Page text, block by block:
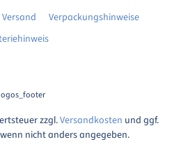
Verpackungshinweise
zzgl.Versandkosten und ggf.
nicht anders angegeben.